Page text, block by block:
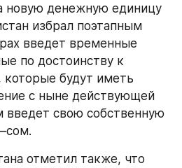
новую денежную единицу
избрал поэтапным
введет временные
по достоинству к
будут иметь
с ныне действующей
введет свою собственную
отметил также, что